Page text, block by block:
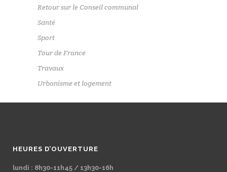
Retour sur le Conseil communal
Santé
Sport
Tour de France
Travaux
Urbanisme et logement
HEURES D’OUVERTURE
lundi : 8h30-11h45 / 13h30-16h